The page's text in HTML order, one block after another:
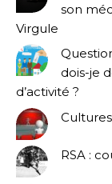
son
Virgule
dois-je
d’activité ?
RSA :